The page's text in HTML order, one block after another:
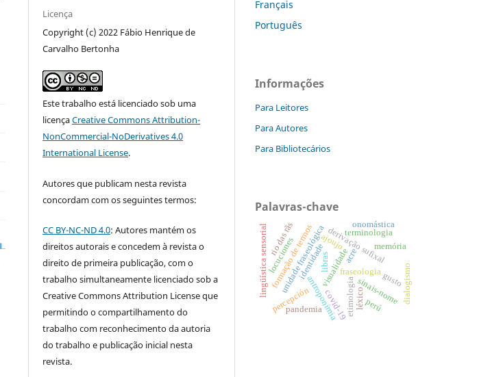
Licença
Copyright (c) 2022 Fábio Henrique de
Carvalho Bertonha
Este trabalho está licenciado sob uma
licençaCreative Commons Attribution-
NonCommercial-NoDerivatives 4.0
International License.
Autores que publicam nesta revista
concordam com os seguintes termos:
CC BY-NC-ND 4.0: Autores mantém os
direitos autorais e concedem à revista o
direito de primeira publicação, com o
trabalho simultaneamente licenciado sob a
Creative Commons Attribution License que
permitindo o compartilhamento do
trabalho com reconhecimento da autoria
do trabalho e publicação inicial nesta
revista.
Français
Português
Informações
Para Leitores
Para Autores
Para Bibliotecários
Palavras-chave
antroponímia sinais-nome
libras
visualidade
identidade fraseologia
unidade fraseológicaderivação sufixal
formação de termos
etimologia
terminologia
lingüística sensorial
percepción
locuciones
gusto
pandemiacovid-19
ajoujo
léxico
memória
rio das rãs onomástica
acre
perú
dialogismo